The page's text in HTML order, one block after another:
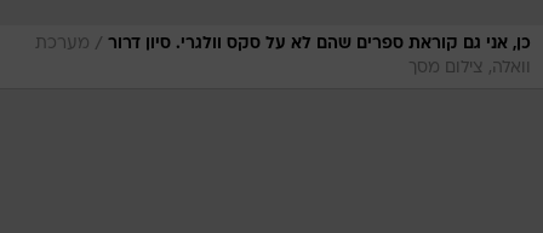
כן, אני גם קוראת ספרים שהם לא על סקס וולגרי. סיון דרור / מערכת
וואלה, צילום מסך